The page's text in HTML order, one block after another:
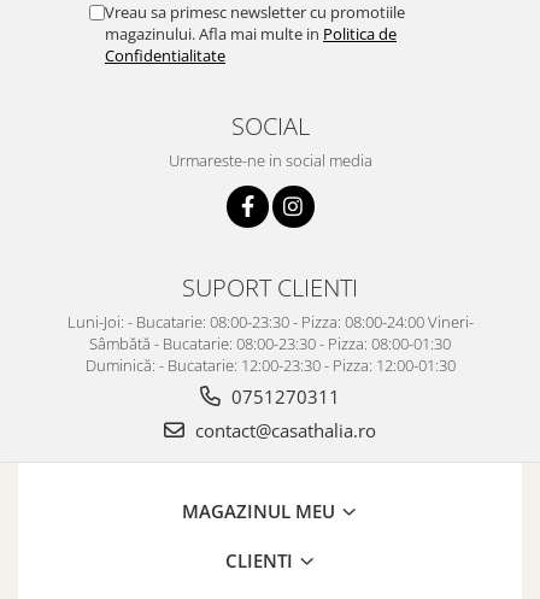
Vreau sa primesc newsletter cu promotiile
magazinului. Afla mai multe in Politica de
Confidentialitate
SOCIAL
Urmareste-ne in social media
SUPORT CLIENTI
Luni-Joi: - Bucatarie: 08:00-23:30 - Pizza: 08:00-24:00 Vineri-
Sâmbătă - Bucatarie: 08:00-23:30 - Pizza: 08:00-01:30
Duminică: - Bucatarie: 12:00-23:30 - Pizza: 12:00-01:30
0751270311
contact@casathalia.ro
MAGAZINUL MEU
CLIENTI